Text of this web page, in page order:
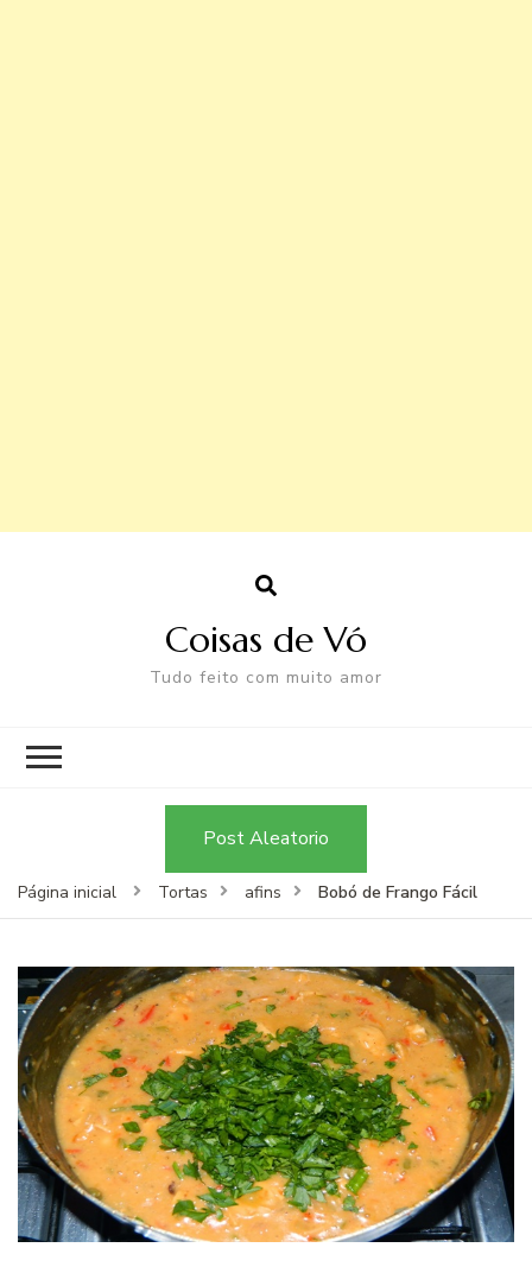
Coisas de Vó
Tudo feito com muito amor
Post Aleatorio
Página inicial Tortas afins Bobó de Frango Fácil